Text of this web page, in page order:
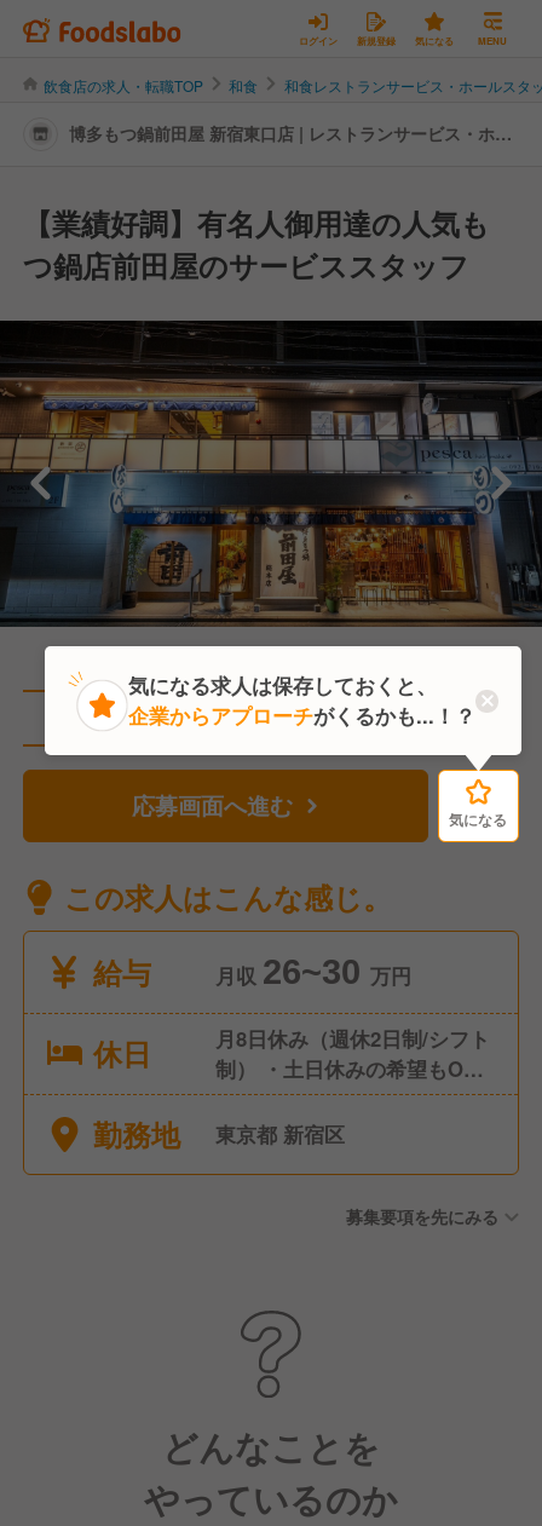
ログイン 新規登録 気になる MENU
飲食店の求人・転職TOP 和食 和食レストランサービス・ホールスタ
博多もつ鍋前田屋 新宿東口店 | レストランサービス・ホー
【業績好調】有名人御用達の人気も
つ鍋店前田屋のサービススタッフ
直近2人がこの求人を検討中
応募画面へ進む 気になる
この求人はこんな感じ。
給与
月収 26~30 万円
休日
月8日休み（週休2日制/シフト
制） ・土日休みの希望もOK
・月1回、2連休あり ・有給休
暇 ・年末年始休暇（12月31日
勤務地 東京都 新宿区
募集要項を先にみる
どんなことを
やっているのか
気になる
気になる求人は保存しておくと、
企業からアプローチがくるかも...！？